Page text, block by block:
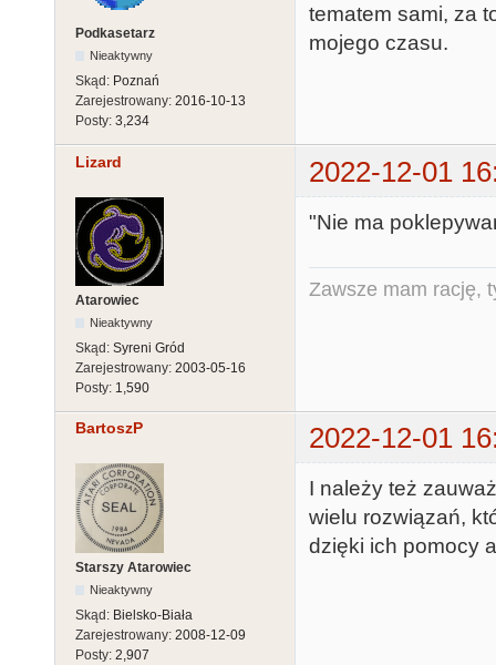
Podkasetarz
Nieaktywny
Skąd: Poznań
Zarejestrowany: 2016-10-13
Posty: 3,234
tematem sami, za
mojego czasu.
Lizard 2022-12-01
Atarowiec
Nieaktywny
Skąd: Syreni Gród
Zarejestrowany: 2003-05-16
Posty: 1,590
"Nie ma
Zawsze mam rację,
BartoszP 2022-12-01
Starszy Atarowiec
Nieaktywny
Skąd: Bielsko-Biała
Zarejestrowany: 2008-12-09
Posty: 2,907
I należy też
wielu rozwiązań,
dzięki ich pomocy